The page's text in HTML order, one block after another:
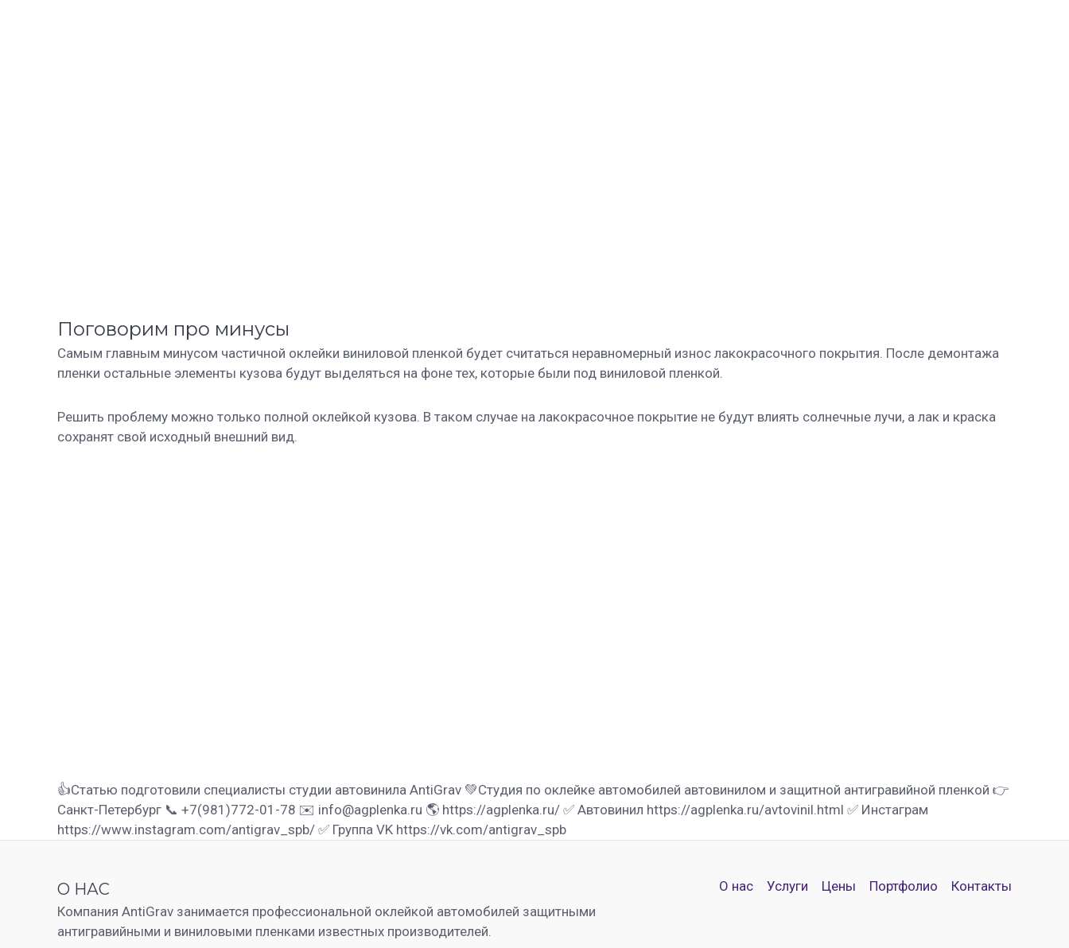
Поговорим про минусы
Самым главным минусом частичной оклейки виниловой пленкой будет считаться неравномерный износ лакокрасочного покрытия. После демонтажа
пленки остальные элементы кузова будут выделяться на фоне тех, которые были под виниловой пленкой.
Решить проблему можно только полной оклейкой кузова. В таком случае на лакокрасочное покрытие не будут влиять солнечные лучи, а лак и краска
сохранят свой исходный внешний вид.
👍Статью подготовили специалисты студии автовинила AntiGrav 💚Студия по оклейке автомобилей автовинилом и защитной антигравийной пленкой 👉
Санкт-Петербург 📞 +7(981)772-01-78 ✉️ info@agplenka.ru 🌎 https://agplenka.ru/ ✅ Автовинил https://agplenka.ru/avtovinil.html ✅ Инстаграм
https://www.instagram.com/antigrav_spb/ ✅ Группа VK https://vk.com/antigrav_spb
О НАС
Компания AntiGrav занимается профессиональной оклейкой автомобилей защитными
антигравийными и виниловыми пленками известных производителей.
О нас Услуги Цены Портфолио Контакты